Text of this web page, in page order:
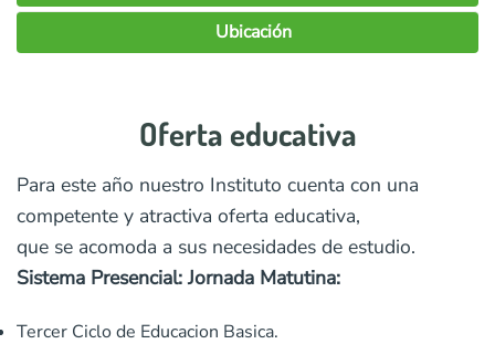
Oferta educativa
Para este año nuestro Instituto cuenta con una
competente y atractiva oferta educativa,
que se acomoda a sus necesidades de estudio.
Sistema Presencial: Jornada Matutina:
Tercer Ciclo de Educacion Basica.
Ubicación